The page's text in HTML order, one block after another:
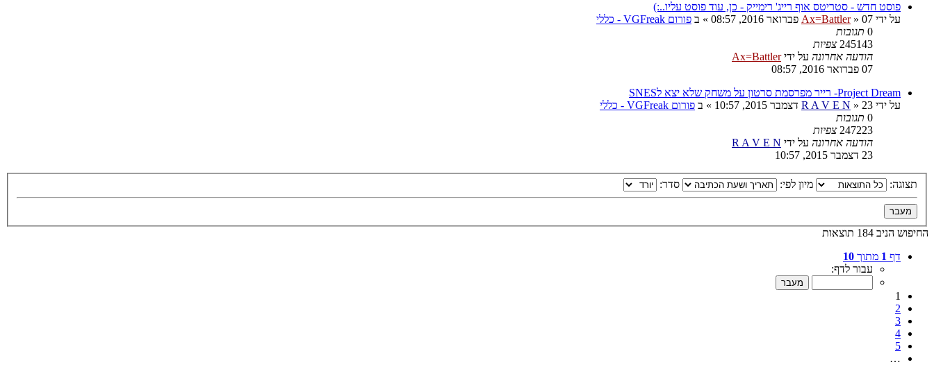
פוסט חדש - סטריטס אוף רייג' רימייק - כן, עוד פוסט עליו..:)
על ידי
Ax=Battler» 07 פברואר 2016, 08:57 » ב פורום VGFreak - כללי
0 תגובות
245143 צפיות
הודעה אחרונה על ידיAx=Battler
07 פברואר 2016, 08:57
Project Dream- רייר מפרסמת סרטון על משחק שלא יצא לSNES
על ידי
R A V E N » 23 דצמבר 2015, 10:57 » ב פורום VGFreak - כללי
0 תגובות
247223 צפיות
הודעה אחרונה על ידי R A V E N
23 דצמבר 2015, 10:57
תצוגה: מיון לפי: סדר:
החיפוש הניב 184 תוצאות
דף 1 מתוך 10
עבור לדף:
1
2
3
4
5
…